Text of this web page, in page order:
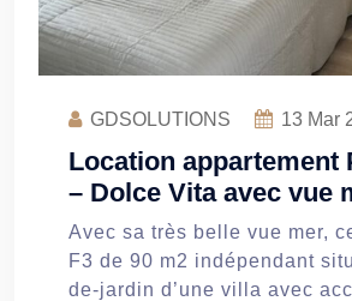
GDSOLUTIONS 13 Mar
Location appartement
– Dolce Vita avec vue
Avec sa très belle vue mer,
F3 de 90 m2 indépendant
de-jardin d’une villa avec